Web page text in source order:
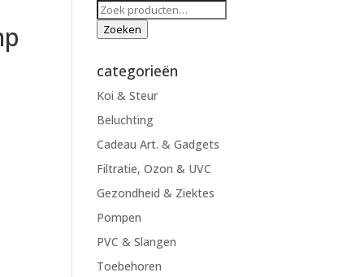
Zoeken
naar:
Zoeken
categorieën
Koi & Steur
Beluchting
Cadeau Art. & Gadgets
Filtratie, Ozon & UVC
Gezondheid & Ziektes
Pompen
PVC & Slangen
Toebehoren